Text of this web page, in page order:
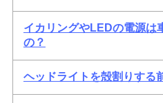
イカリングやLEDの電源は
の？
ヘッドライトを殻割りする